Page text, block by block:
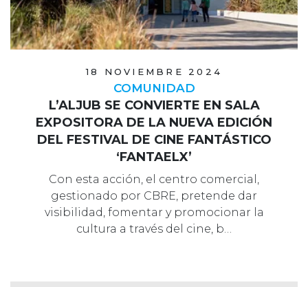
18 NOVIEMBRE 2024
COMUNIDAD
L’ALJUB SE CONVIERTE EN SALA
EXPOSITORA DE LA NUEVA EDICIÓN
DEL FESTIVAL DE CINE FANTÁSTICO
‘FANTAELX’
Con esta acción, el centro comercial,
gestionado por CBRE, pretende dar
visibilidad, fomentar y promocionar la
cultura a través del cine, b…